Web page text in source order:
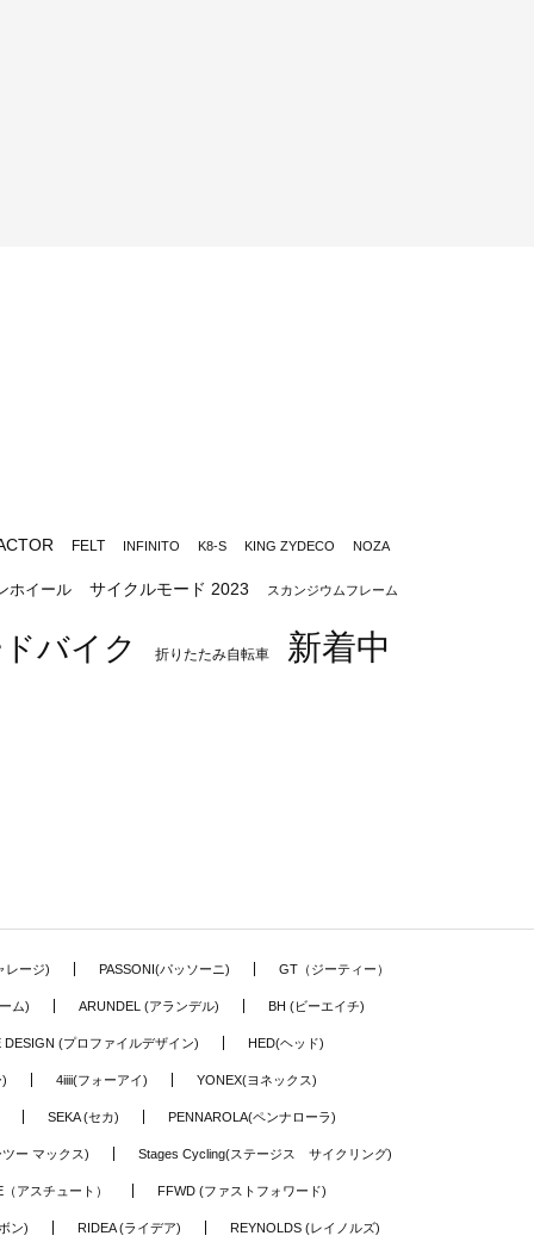
FELT INFINITO K8-S KING ZYDECO NOZA
ホイール サイクルモード 2023 スカンジウムフレーム
バイク 折りたたみ自転車 新着中
レージ) PASSONI(パッソーニ) GT（ジーティー）
ム) ARUNDEL (アランデル) BH (ビーエイチ)
DESIGN (プロファイルデザイン) HED(ヘッド)
4iiii(フォーアイ) YONEX(ヨネックス)
SEKA (セカ) PENNAROLA(ペンナローラ)
ー マックス) Stages Cycling(ステージス サイクリング)
アスチュート） FFWD (ファストフォワード)
ン) RIDEA (ライデア) REYNOLDS (レイノルズ)